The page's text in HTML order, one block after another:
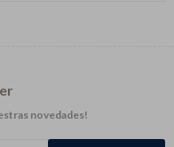
novedades!